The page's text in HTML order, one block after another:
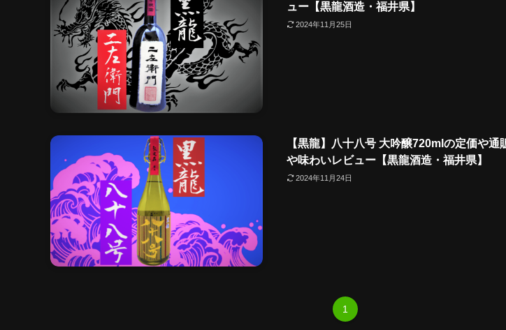
ュー【黒龍酒造・福井県】
2024年11月25日
【黒龍】八十八号 大吟醸720mlの定価や
や味わいレビュー【黒龍酒造・福井県】
2024年11月24日
1